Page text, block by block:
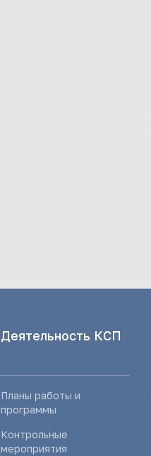
Деятельность КСП
Планы работы и
программы
Контрольные
мероприятия